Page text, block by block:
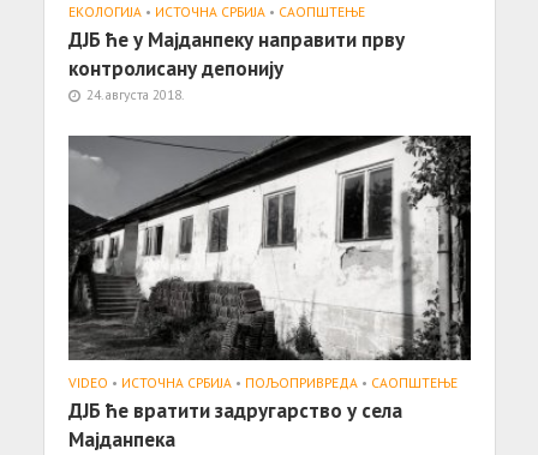
ЕКОЛОГИЈА • ИСТОЧНА СРБИЈА • САОПШТЕЊE
ДЈБ ће у Мајданпеку направити прву
контролисану депонију
24. августа 2018.
VIDEO • ИСТОЧНА СРБИЈА • ПОЉОПРИВРЕДА • САОПШТЕЊE
ДЈБ ће вратити задругарство у села
Мајданпека